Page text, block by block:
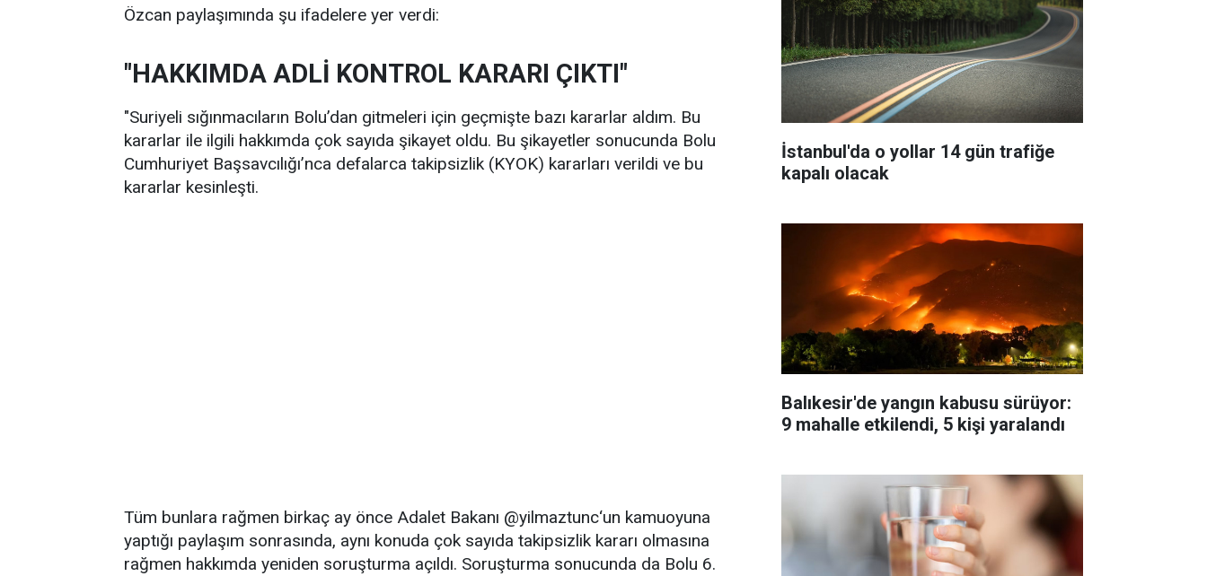
Özcan paylaşımında şu ifadelere yer verdi:
"HAKKIMDA ADLİ KONTROL KARARI ÇIKTI"
"Suriyeli sığınmacıların Bolu’dan gitmeleri için geçmişte bazı kararlar aldım. Bu
kararlar ile ilgili hakkımda çok sayıda şikayet oldu. Bu şikayetler sonucunda Bolu
Cumhuriyet Başsavcılığı’nca defalarca takipsizlik (KYOK) kararları verildi ve bu
kararlar kesinleşti.
Tüm bunlara rağmen birkaç ay önce Adalet Bakanı @yilmaztunc‘un kamuoyuna
yaptığı paylaşım sonrasında, aynı konuda çok sayıda takipsizlik kararı olmasına
rağmen hakkımda yeniden soruşturma açıldı. Soruşturma sonucunda da Bolu 6.
İstanbul'da o yollar 14 gün trafiğe
kapalı olacak
Balıkesir'de yangın kabusu sürüyor:
9 mahalle etkilendi, 5 kişi yaralandı